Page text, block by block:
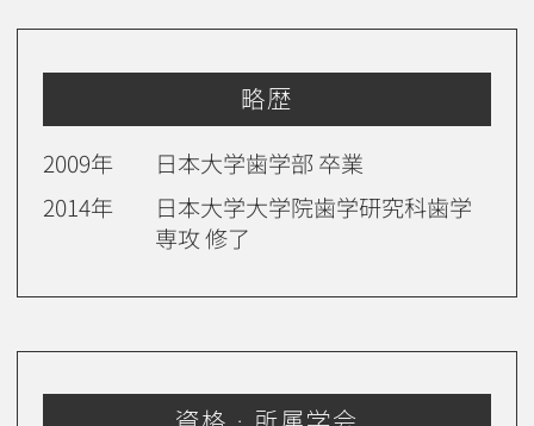
略歴
2009年 日本大学歯学部 卒業
2014年
日本大学大学院歯学研究科歯学
専攻 修了
資格・所属学会